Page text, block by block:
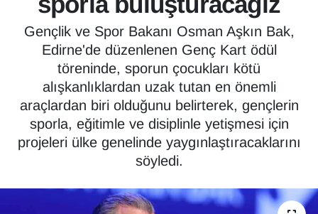
Gençlik ve Spor Bakanı Osman Aşkın Bak,
Edirne'de düzenlenen Genç Kart ödül
töreninde, sporun çocukları kötü
alışkanlıklardan uzak tutan en önemli
araçlardan biri olduğunu belirterek, gençlerin
sporla, eğitimle ve disiplinle yetişmesi için
projeleri ülke genelinde yaygınlaştıracaklarını
söyledi.
Bölge Haberleri
ÇEVRE
Deprem
Dernekler, Odalar
Süper Lig Puan Durumu ve Fikstür
Tüm Manşetler
Son Dakika Haberleri
Haber Arşivi